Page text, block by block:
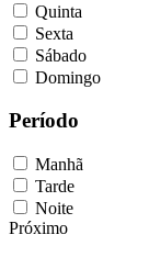
Quinta
Sexta
Sábado
Domingo
Período
Manhã
Tarde
Noite
Próximo